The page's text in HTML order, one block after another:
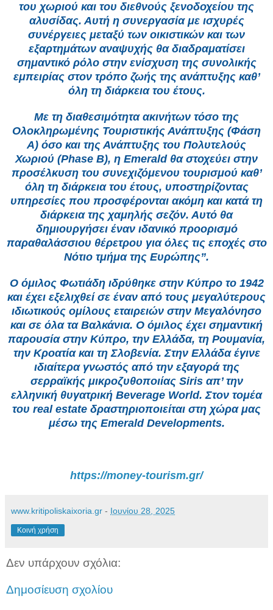
του χωριού και του διεθνούς ξενοδοχείου της
αλυσίδας. Αυτή η συνεργασία με ισχυρές
συνέργειες μεταξύ των οικιστικών και των
εξαρτημάτων αναψυχής θα διαδραματίσει
σημαντικό ρόλο στην ενίσχυση της συνολικής
εμπειρίας στον τρόπο ζωής της ανάπτυξης καθ’
όλη τη διάρκεια του έτους.
Με τη διαθεσιμότητα ακινήτων τόσο της
Ολοκληρωμένης Τουριστικής Ανάπτυξης (Φάση
Α) όσο και της Ανάπτυξης του Πολυτελούς
Χωριού (Phase B), η Emerald θα στοχεύει στην
προσέλκυση του συνεχιζόμενου τουρισμού καθ’
όλη τη διάρκεια του έτους, υποστηρίζοντας
υπηρεσίες που προσφέρονται ακόμη και κατά τη
διάρκεια της χαμηλής σεζόν. Αυτό θα
δημιουργήσει έναν ιδανικό προορισμό
παραθαλάσσιου θέρετρου για όλες τις εποχές στο
Νότιο τμήμα της Ευρώπης”.
Ο όμιλος Φωτιάδη ιδρύθηκε στην Κύπρο το 1942
και έχει εξελιχθεί σε έναν από τους μεγαλύτερους
ιδιωτικούς ομίλους εταιρειών στην Μεγαλόνησο
και σε όλα τα Βαλκάνια. Ο όμιλος έχει σημαντική
παρουσία στην Κύπρο, την Ελλάδα, τη Ρουμανία,
την Κροατία και τη Σλοβενία. Στην Ελλάδα έγινε
ιδιαίτερα γνωστός από την εξαγορά της
σερραϊκής μικροζυθοποιίας Siris απ’ την
ελληνική θυγατρική Beverage World. Στον τομέα
του real estate δραστηριοποιείται στη χώρα μας
μέσω της Emerald Developments.
https://money-tourism.gr/
www.kritipoliskaixoria.gr - Ιουνίου 28, 2025
Κοινή χρήση
Δεν υπάρχουν σχόλια:
Δημοσίευση σχολίου